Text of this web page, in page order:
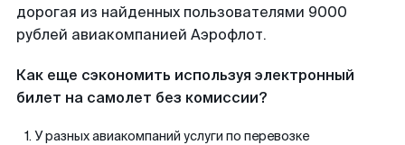
дорогая из найденных пользователями 9000
рублей авиакомпанией Аэрофлот.
Как еще сэкономить используя электронный
билет на самолет без комиссии?
У разных авиакомпаний услуги по перевозке